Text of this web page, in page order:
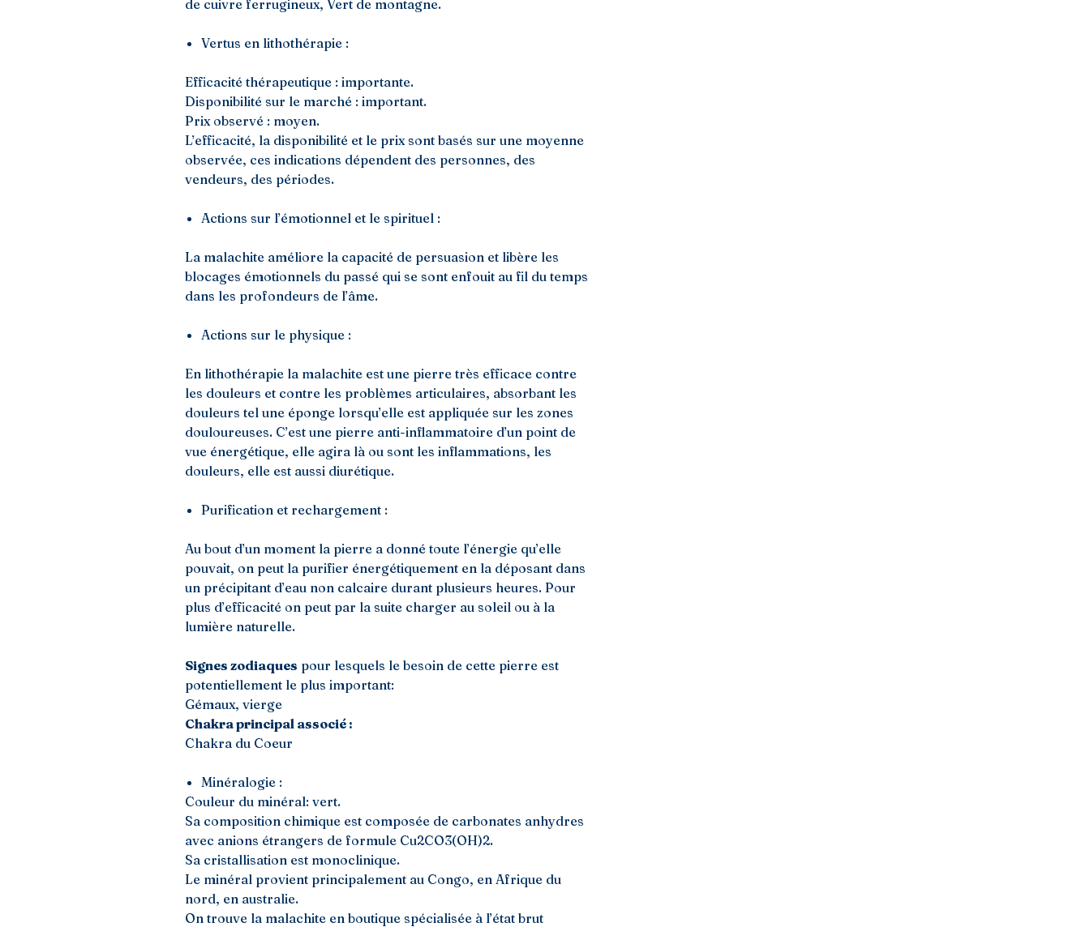
de cuivre ferrugineux, Vert de montagne.
Vertus en lithothérapie :
Efficacité thérapeutique : importante.
Disponibilité sur le marché : important.
Prix observé : moyen.
L’efficacité, la disponibilité et le prix sont basés sur une moyenne
observée, ces indications dépendent des personnes, des
vendeurs, des périodes.
Actions sur l’émotionnel et le spirituel :
La malachite améliore la capacité de persuasion et libère les
blocages émotionnels du passé qui se sont enfouit au fil du temps
dans les profondeurs de l’âme.
Actions sur le physique :
En lithothérapie la malachite est une pierre très efficace contre
les douleurs et contre les problèmes articulaires, absorbant les
douleurs tel une éponge lorsqu’elle est appliquée sur les zones
douloureuses. C’est une pierre anti-inflammatoire d’un point de
vue énergétique, elle agira là ou sont les inflammations, les
douleurs, elle est aussi diurétique.
Purification et rechargement :
Au bout d’un moment la pierre a donné toute l’énergie qu’elle
pouvait, on peut la purifier énergétiquement en la déposant dans
un précipitant d’eau non calcaire durant plusieurs heures. Pour
plus d’efficacité on peut par la suite charger au soleil ou à la
lumière naturelle.
Signes zodiaques pour lesquels le besoin de cette pierre est
potentiellement le plus important:
Gémaux, vierge
Chakra principal associé :
Chakra du Coeur
Minéralogie :
Couleur du minéral: vert.
Sa composition chimique est composée de carbonates anhydres
avec anions étrangers de formule Cu2CO3(OH)2.
Sa cristallisation est monoclinique.
Le minéral provient principalement au Congo, en Afrique du
nord, en australie.
On trouve la malachite en boutique spécialisée à l’état brut